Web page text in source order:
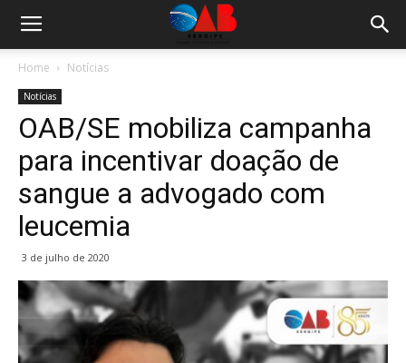
Home Notícias
Notícias
OAB/SE mobiliza campanha
para incentivar doação de
sangue a advogado com
leucemia
3 de julho de 2020